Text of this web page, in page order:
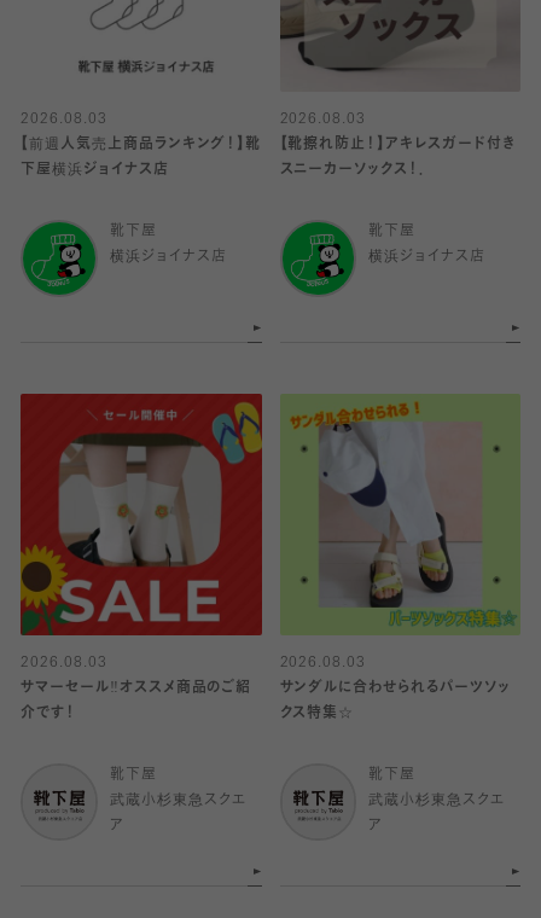
2026.08.03
【前週人気売上商品ランキング！】靴
下屋横浜ジョイナス店
靴下屋
横浜ジョイナス店
2026.08.03
【靴擦れ防止！】アキレスガード付き
スニーカーソックス！．
靴下屋
横浜ジョイナス店
2026.08.03
サマーセール‼︎オススメ商品のご紹
介です！
靴下屋
武蔵小杉東急スクエ
ア
2026.08.03
サンダルに合わせられるパーツソッ
クス特集☆
靴下屋
武蔵小杉東急スクエ
ア